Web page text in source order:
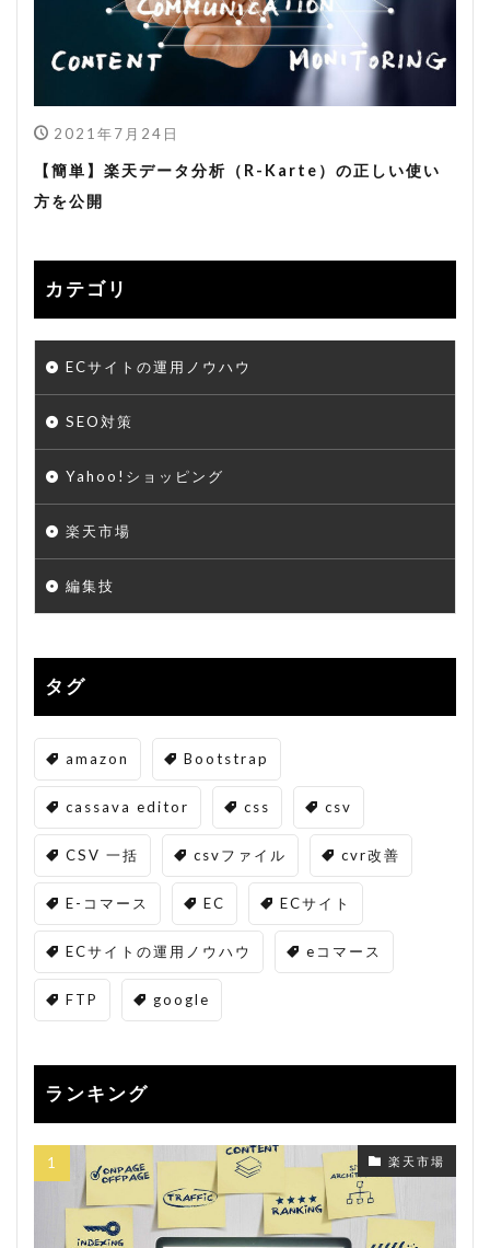
2021年7月24日
【簡単】楽天データ分析（R-Karte）の正しい使い
方を公開
カテゴリ
ECサイトの運用ノウハウ
SEO対策
Yahoo!ショッピング
楽天市場
編集技
タグ
amazon Bootstrap
cassava editor css csv
CSV 一括 csvファイル cvr改善
E-コマース EC ECサイト
ECサイトの運用ノウハウ eコマース
FTP google
ランキング
楽天市場